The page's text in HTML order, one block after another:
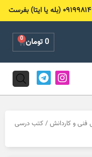
0تومان 0
Cart
I
n
s
g
a
T
e
l
r
m
و کاردانش / کتب درسی